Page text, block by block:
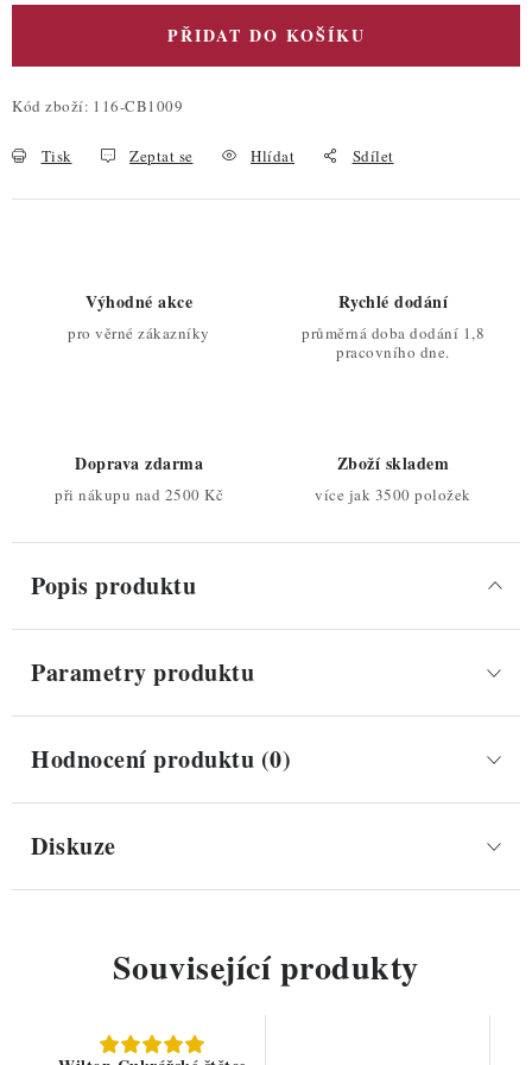
PŘIDAT DO KOŠÍKU
Kód zboží: 116-CB1009
Tisk Zeptat se Hlídat Sdílet
Výhodné akce
pro věrné zákazníky
Rychlé dodání
průměrná doba dodání 1,8
pracovního dne.
Doprava zdarma
při nákupu nad 2500 Kč
Zboží skladem
více jak 3500 položek
Popis produktu
Parametry produktu
Hodnocení produktu (0)
Diskuze
Související produkty